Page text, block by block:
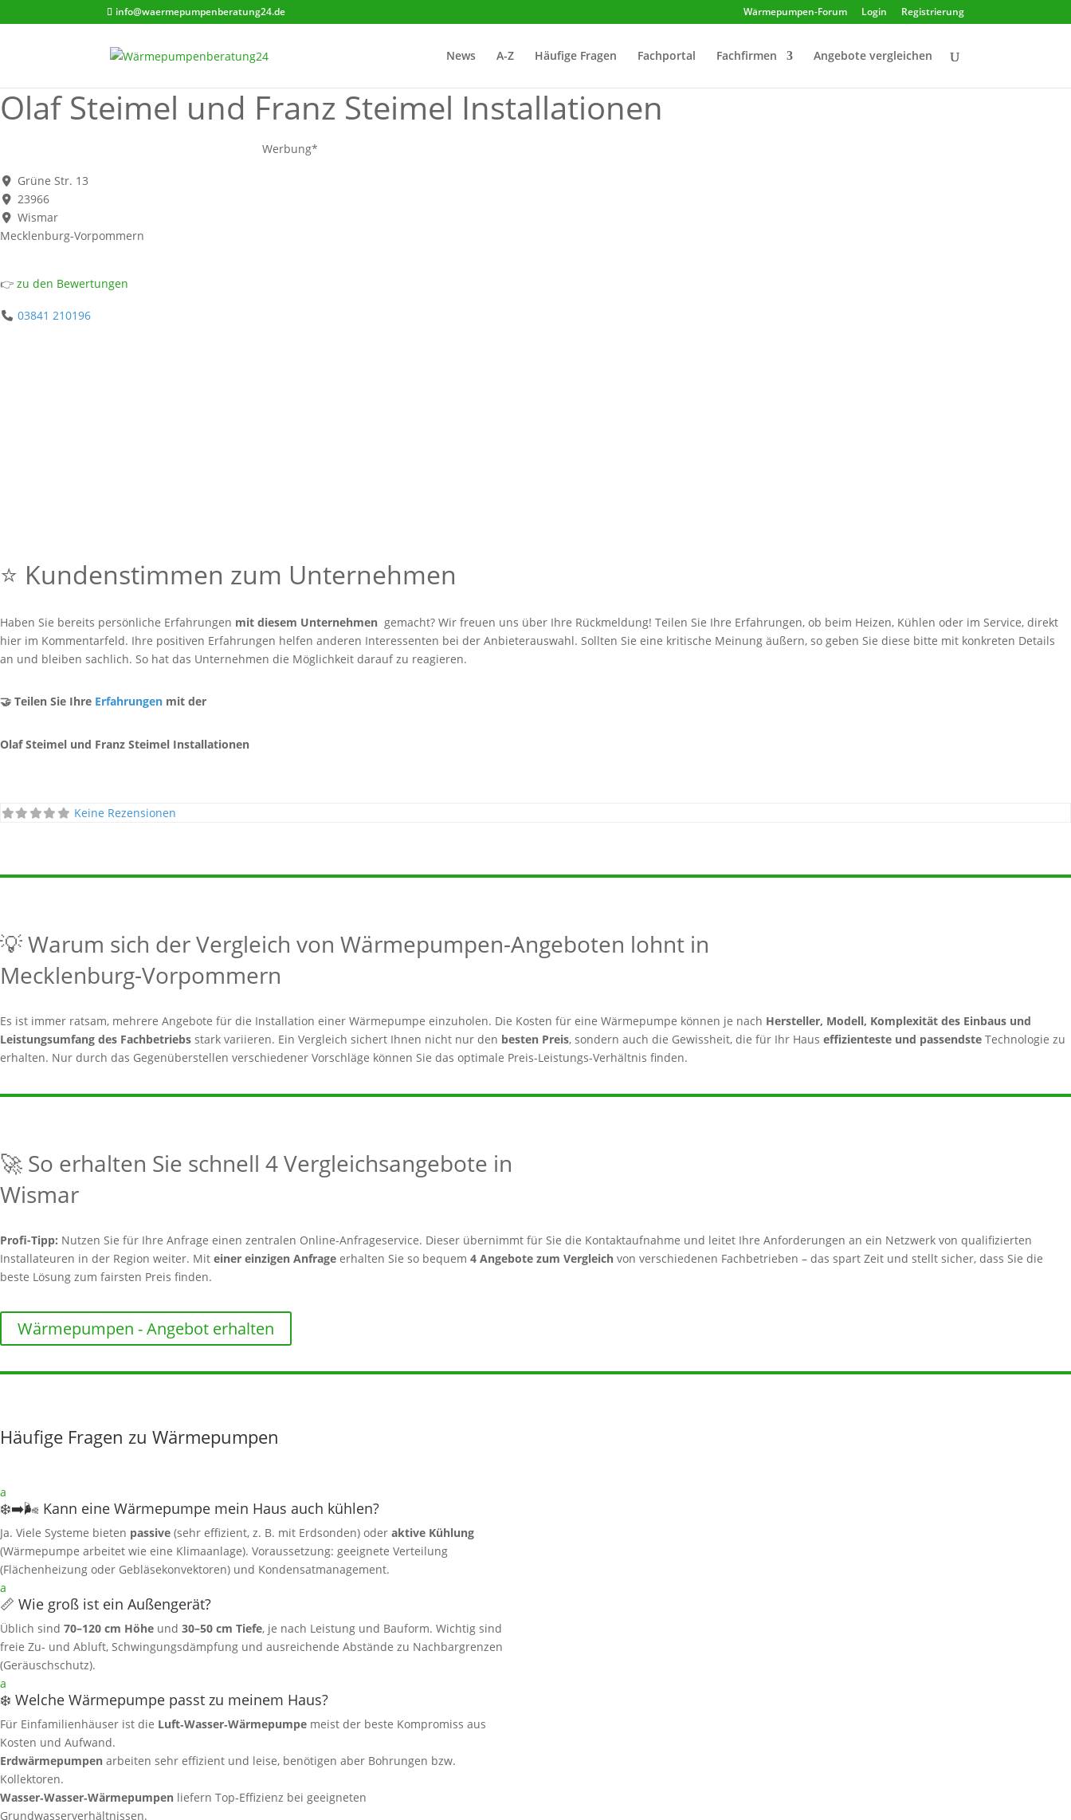
info@waermepumpenberatung24.de Wärmepumpen-Forum Login Registrierung
News A-Z Häufige Fragen Fachportal Fachfirmen Angebote vergleichen
Olaf Steimel und Franz Steimel Installationen
Werbung*
Grüne Str. 13
23966
Wismar
Mecklenburg-Vorpommern
👉 zu den Bewertungen
03841 210196
⭐ Kundenstimmen zum Unternehmen
Haben Sie bereits persönliche Erfahrungen mit diesem Unternehmen gemacht? Wir freuen uns über Ihre Rückmeldung! Teilen Sie Ihre Erfahrungen, ob beim Heizen, Kühlen oder im Service, direkt
hier im Kommentarfeld. Ihre positiven Erfahrungen helfen anderen Interessenten bei der Anbieterauswahl. Sollten Sie eine kritische Meinung äußern, so geben Sie diese bitte mit konkreten Details
an und bleiben sachlich. So hat das Unternehmen die Möglichkeit darauf zu reagieren.
🤝 Teilen Sie Ihre Erfahrungen mit der
Olaf Steimel und Franz Steimel Installationen
Keine Rezensionen
💡 Warum sich der Vergleich von Wärmepumpen-Angeboten lohnt in
Mecklenburg-Vorpommern
Es ist immer ratsam, mehrere Angebote für die Installation einer Wärmepumpe einzuholen. Die Kosten für eine Wärmepumpe können je nach Hersteller, Modell, Komplexität des Einbaus und
Leistungsumfang des Fachbetriebs stark variieren. Ein Vergleich sichert Ihnen nicht nur den besten Preis, sondern auch die Gewissheit, die für Ihr Haus effizienteste und passendste Technologie zu
erhalten. Nur durch das Gegenüberstellen verschiedener Vorschläge können Sie das optimale Preis-Leistungs-Verhältnis finden.
🚀 So erhalten Sie schnell 4 Vergleichsangebote in
Wismar
Profi-Tipp: Nutzen Sie für Ihre Anfrage einen zentralen Online-Anfrageservice. Dieser übernimmt für Sie die Kontaktaufnahme und leitet Ihre Anforderungen an ein Netzwerk von qualifizierten
Installateuren in der Region weiter. Mit einer einzigen Anfrage erhalten Sie so bequem 4 Angebote zum Vergleich von verschiedenen Fachbetrieben – das spart Zeit und stellt sicher, dass Sie die
beste Lösung zum fairsten Preis finden.
Wärmepumpen - Angebot erhalten
Häufige Fragen zu Wärmepumpen
a
❄️➡️🌬️ Kann eine Wärmepumpe mein Haus auch kühlen?
Ja. Viele Systeme bieten passive (sehr effizient, z. B. mit Erdsonden) oder aktive Kühlung
(Wärmepumpe arbeitet wie eine Klimaanlage). Voraussetzung: geeignete Verteilung
(Flächenheizung oder Gebläsekonvektoren) und Kondensatmanagement.
a
📏 Wie groß ist ein Außengerät?
Üblich sind 70–120 cm Höhe und 30–50 cm Tiefe, je nach Leistung und Bauform. Wichtig sind
freie Zu‑ und Abluft, Schwingungsdämpfung und ausreichende Abstände zu Nachbargrenzen
(Geräuschschutz).
a
❄️ Welche Wärmepumpe passt zu meinem Haus?
Für Einfamilienhäuser ist die Luft‑Wasser‑Wärmepumpe meist der beste Kompromiss aus
Kosten und Aufwand.
Erdwärmepumpen arbeiten sehr effizient und leise, benötigen aber Bohrungen bzw.
Kollektoren.
Wasser‑Wasser‑Wärmepumpen liefern Top‑Effizienz bei geeigneten
Grundwasserverhältnissen.